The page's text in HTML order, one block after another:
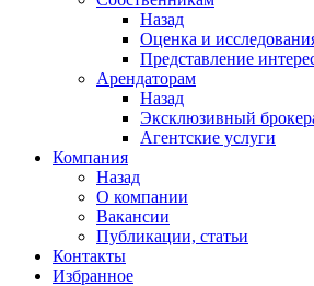
Назад
Оценка и
Представление
Арендаторам
Назад
Эксклюзивный
Агентские услуги
Компания
Назад
О компании
Вакансии
Публикации, статьи
Контакты
Избранное